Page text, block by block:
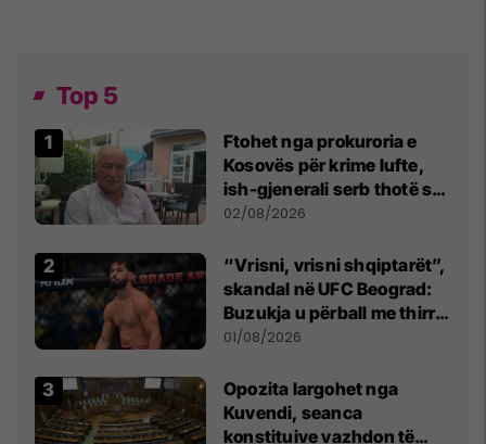
Top 5
Ftohet nga prokuroria e
Kosovës për krime lufte,
ish-gjenerali serb thotë se
dikush e tradhtoi në
02/08/2026
“Vrisni, vrisni shqiptarët”,
skandal në UFC Beograd:
Buzukja u përball me thirrje
anti-shqiptare nga
01/08/2026
Opozita largohet nga
Kuvendi, seanca
konstituive vazhdon të